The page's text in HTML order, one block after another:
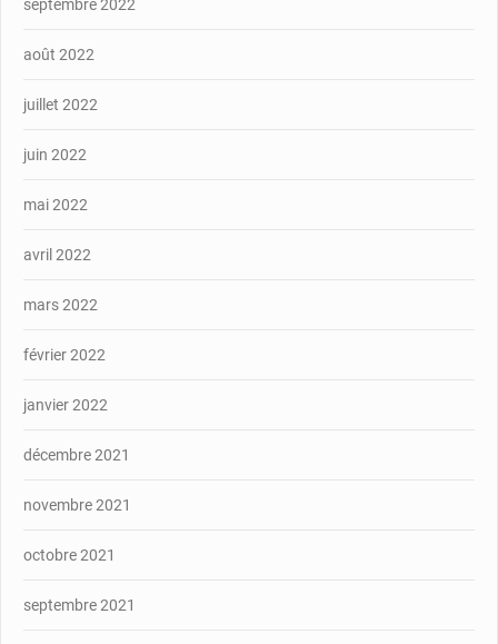
septembre 2022
août 2022
juillet 2022
juin 2022
mai 2022
avril 2022
mars 2022
février 2022
janvier 2022
décembre 2021
novembre 2021
octobre 2021
septembre 2021